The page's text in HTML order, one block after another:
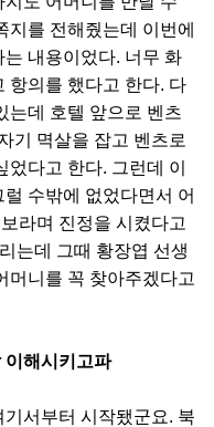
지를 전해줬는데 이번에
내용이었다. 너무 화
항의를 했다고 한다. 다
는데 호텔 앞으로 벤츠
기 멱살을 잡고 벤츠로
다고 한다. 그런데 이
수밖에 없었다면서 어
라며 진정을 시켰다고
는데 그때 황장엽 선생
머니를 꼭 찾아주겠다고
해시키고파
서부터 시작됐군요. 북